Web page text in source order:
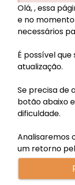
Olá,, essa
e no
necessários
É possível
atualização.
Se precisa de
botão abaixo
dificuldade.
Analisaremos
um retorno